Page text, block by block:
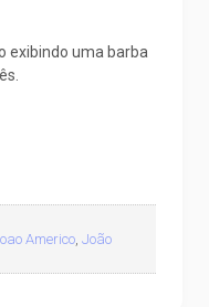
exibindo uma barba
Americo, João